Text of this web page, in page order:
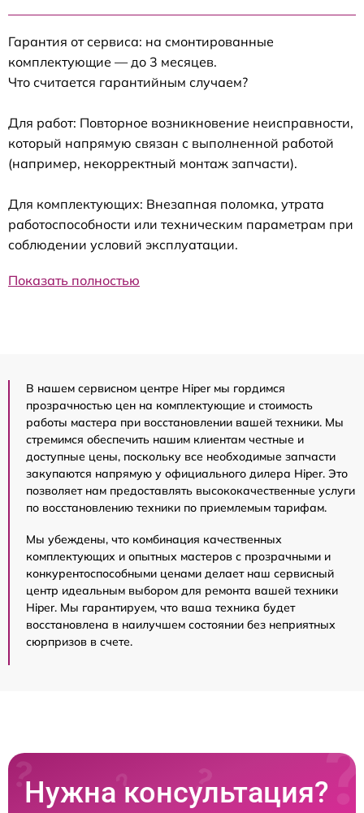
Гарантия от сервиса: на смонтированные
комплектующие — до 3 месяцев.
Что считается гарантийным случаем?
Для работ: Повторное возникновение неисправности,
который напрямую связан с выполненной работой
(например, некорректный монтаж запчасти).
Для комплектующих: Внезапная поломка, утрата
работоспособности или техническим параметрам при
соблюдении условий эксплуатации.
Показать полностью
В нашем сервисном центре Hiper мы гордимся
прозрачностью цен на комплектующие и стоимость
работы мастера при восстановлении вашей техники. Мы
стремимся обеспечить нашим клиентам честные и
доступные цены, поскольку все необходимые запчасти
закупаются напрямую у официального дилера Hiper. Это
позволяет нам предоставлять высококачественные услуги
по восстановлению техники по приемлемым тарифам.
Мы убеждены, что комбинация качественных
комплектующих и опытных мастеров с прозрачными и
конкурентоспособными ценами делает наш сервисный
центр идеальным выбором для ремонта вашей техники
Hiper. Мы гарантируем, что ваша техника будет
восстановлена в наилучшем состоянии без неприятных
сюрпризов в счете.
Нужна консультация?